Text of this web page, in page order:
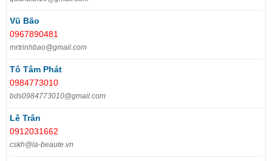
Vũ Bão
0967890481
mrtrinhbao@gmail.com
Tô Tâm Phát
0984773010
bds0984773010@gmail.com
Lê Trân
0912031662
cskh@la-beaute.vn